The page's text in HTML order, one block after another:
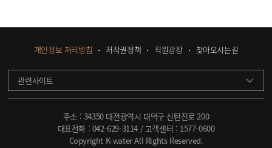
개인정보 처리방침 저작권정책 직원광장 찾아오시는길
관련사이트
주소 : 34350 대전광역시 대덕구 신탄진로 200
대표전화 : 042-629-3114 / 고객센터 : 1577-0600
Copyright K-water All Rights Reserved.